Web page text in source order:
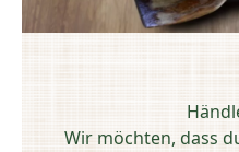
Wir möchten, dass